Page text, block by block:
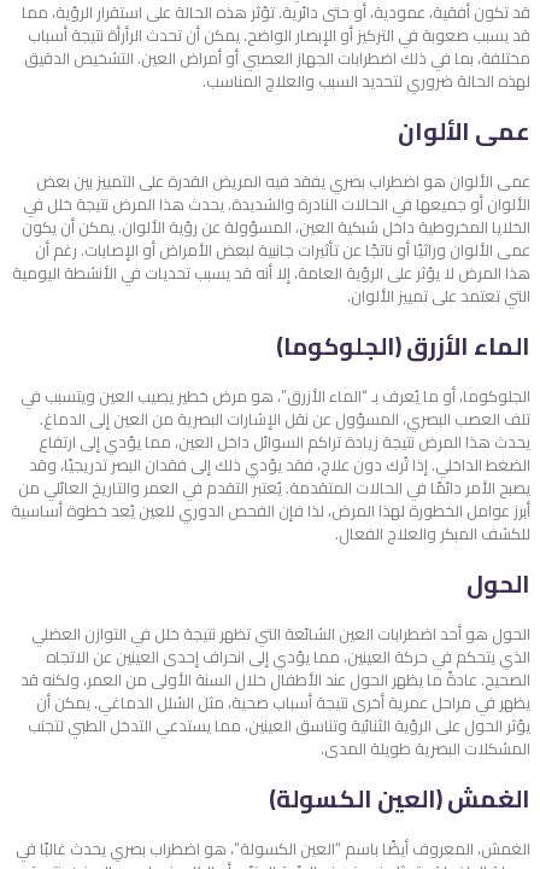
قد تكون أفقية، عمودية، أو حتى دائرية. تؤثر هذه الحالة على استقرار الرؤية، مما
قد يسبب صعوبة في التركيز أو الإبصار الواضح. يمكن أن تحدث الرأرأة نتيجة أسباب
مختلفة، بما في ذلك اضطرابات الجهاز العصبي أو أمراض العين. التشخيص الدقيق
لهذه الحالة ضروري لتحديد السبب والعلاج المناسب.
عمى الألوان
عمى الألوان هو اضطراب بصري يفقد فيه المريض القدرة على التمييز بين بعض
الألوان أو جميعها في الحالات النادرة والشديدة. يحدث هذا المرض نتيجة خلل في
الخلايا المخروطية داخل شبكية العين، المسؤولة عن رؤية الألوان. يمكن أن يكون
عمى الألوان وراثيًا أو ناتجًا عن تأثيرات جانبية لبعض الأمراض أو الإصابات. رغم أن
هذا المرض لا يؤثر على الرؤية العامة، إلا أنه قد يسبب تحديات في الأنشطة اليومية
التي تعتمد على تمييز الألوان.
الماء الأزرق (الجلوكوما)
الجلوكوما، أو ما يُعرف بـ “الماء الأزرق”، هو مرض خطير يصيب العين ويتسبب في
تلف العصب البصري، المسؤول عن نقل الإشارات البصرية من العين إلى الدماغ.
يحدث هذا المرض نتيجة زيادة تراكم السوائل داخل العين، مما يؤدي إلى ارتفاع
الضغط الداخلي. إذا تُرك دون علاج، فقد يؤدي ذلك إلى فقدان البصر تدريجيًا، وقد
يصبح الأمر دائمًا في الحالات المتقدمة. يُعتبر التقدم في العمر والتاريخ العائلي من
أبرز عوامل الخطورة لهذا المرض، لذا فإن الفحص الدوري للعين يُعد خطوة أساسية
للكشف المبكر والعلاج الفعال.
الحول
الحول هو أحد اضطرابات العين الشائعة التي تظهر نتيجة خلل في التوازن العضلي
الذي يتحكم في حركة العينين، مما يؤدي إلى انحراف إحدى العينين عن الاتجاه
الصحيح. عادةً ما يظهر الحول عند الأطفال خلال السنة الأولى من العمر، ولكنه قد
يظهر في مراحل عمرية أخرى نتيجة أسباب صحية، مثل الشلل الدماغي. يمكن أن
يؤثر الحول على الرؤية الثنائية وتناسق العينين، مما يستدعي التدخل الطبي لتجنب
المشكلات البصرية طويلة المدى.
الغمش (العين الكسولة)
الغمش، المعروف أيضًا باسم “العين الكسولة”، هو اضطراب بصري يحدث غالبًا في